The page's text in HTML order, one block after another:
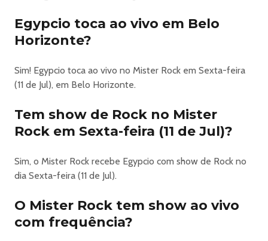
Egypcio toca ao vivo em Belo
Horizonte?
Sim! Egypcio toca ao vivo no Mister Rock em Sexta-feira
(11 de Jul), em Belo Horizonte.
Tem show de Rock no Mister
Rock em Sexta-feira (11 de Jul)?
Sim, o Mister Rock recebe Egypcio com show de Rock no
dia Sexta-feira (11 de Jul).
O Mister Rock tem show ao vivo
com frequência?